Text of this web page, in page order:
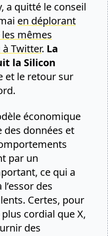
a quitté le conseil
en déplorant
mêmes
à Twitter. La
la Silicon
et le retour sur
économique
des données et
par un
ce qui a
des
Certes, pour
cordial que X,
des